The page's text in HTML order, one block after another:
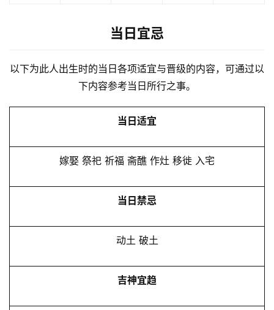
当日宜忌
以下为此人出生时的当日各项适宜与晋级的内容，可通过以
下内容参考当日所行之事。
当日适宜
嫁娶 祭祀 祈福 斋醮 作灶 移徙 入宅
当日禁忌
动土 破土
吉神宜趋